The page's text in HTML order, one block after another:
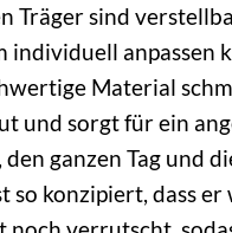
Träger sind
individuell anpassen
Material
und sorgt für ein
ganzen Tag und
so konzipiert, dass er